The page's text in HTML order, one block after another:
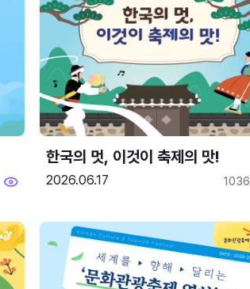
한국의 멋, 이것이 축제의 맛!
2026.06.17 1036